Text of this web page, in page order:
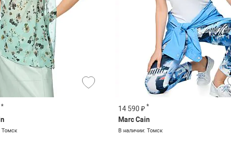
*
Томск
14 590 ₽ *
Marc Cain
В наличии: Томск